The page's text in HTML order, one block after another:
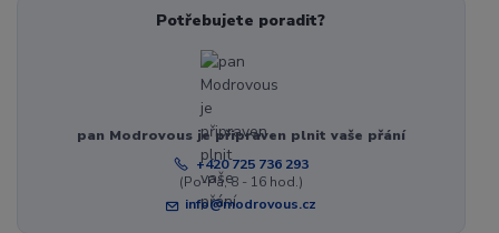
Potřebujete poradit?
pan Modrovous je připraven plnit vaše přání
+420 725 736 293
(Po-Pá, 8 - 16 hod.)
info@modrovous.cz